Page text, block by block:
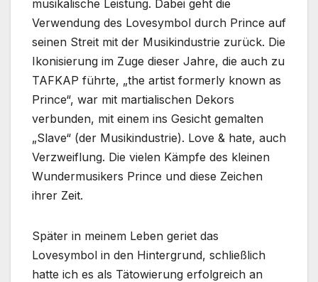
musikalische Leistung. Dabei geht die
Verwendung des Lovesymbol durch Prince auf
seinen Streit mit der Musikindustrie zurück. Die
Ikonisierung im Zuge dieser Jahre, die auch zu
TAFKAP führte, „the artist formerly known as
Prince“, war mit martialischen Dekors
verbunden, mit einem ins Gesicht gemalten
„Slave“ (der Musikindustrie). Love & hate, auch
Verzweiflung. Die vielen Kämpfe des kleinen
Wundermusikers Prince und diese Zeichen
ihrer Zeit.
Später in meinem Leben geriet das
Lovesymbol in den Hintergrund, schließlich
hatte ich es als Tätowierung erfolgreich an